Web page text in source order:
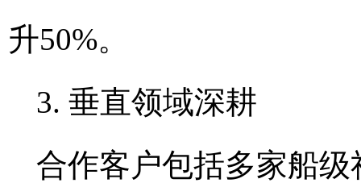
升50%。
3. 垂直领域深耕
合作客户包括多家船